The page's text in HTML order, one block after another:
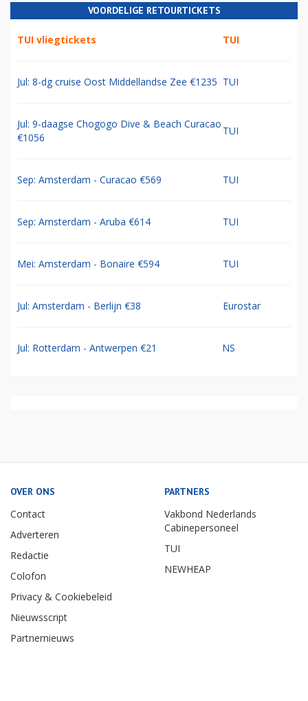
VOORDELIGE RETOURTICKETS
TUI vliegtickets TUI
Jul: 8-dg cruise Oost Middellandse Zee €1235 TUI
Jul: 9-daagse Chogogo Dive & Beach Curacao
€1056
TUI
Sep: Amsterdam - Curacao €569 TUI
Sep: Amsterdam - Aruba €614 TUI
Mei: Amsterdam - Bonaire €594 TUI
Jul: Amsterdam - Berlijn €38 Eurostar
Jul: Rotterdam - Antwerpen €21 NS
OVER ONS
Contact
Adverteren
Redactie
Colofon
Privacy & Cookiebeleid
Nieuwsscript
Partnernieuws
PARTNERS
Vakbond Nederlands
Cabinepersoneel
TUI
NEWHEAP